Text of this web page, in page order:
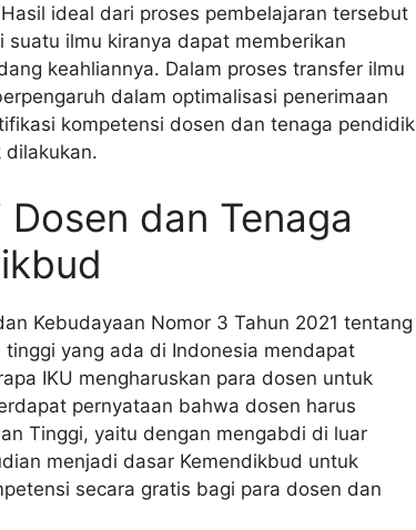
ideal dari proses pembelajaran tersebut
ilmu kiranya dapat memberikan
keahliannya. Dalam proses transfer ilmu
dalam optimalisasi penerimaan
kompetensi dosen dan tenaga pendidik
dilakukan.
dan Tenaga
Kebudayaan Nomor 3 Tahun 2021 tentang
yang ada di Indonesia mendapat
IKU mengharuskan para dosen untuk
pernyataan bahwa dosen harus
Tinggi, yaitu dengan mengabdi di luar
menjadi dasar Kemendikbud untuk
secara gratis bagi para dosen dan